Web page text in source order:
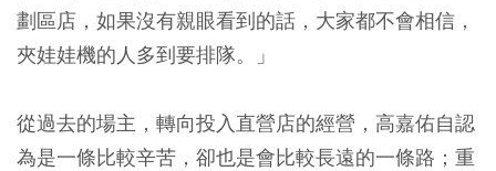
劃區店，如果沒有親眼看到的話，大家都不會相信，
夾娃娃機的人多到要排隊。」
從過去的場主，轉向投入直營店的經營，高嘉佑自認
為是一條比較辛苦，卻也是會比較長遠的一條路；重